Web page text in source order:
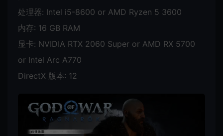
处理器: Intel i5-8600 or AMD Ryzen 5 3600
内存: 16 GB RAM
显卡: NVIDIA RTX 2060 Super or AMD RX 5700
or Intel Arc A770
DirectX 版本: 12